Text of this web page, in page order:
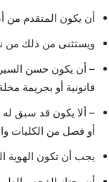
أن يكون المتقدم
ويستثنى من ذلك من
– أن يكون حسن
قانونية أو بجريمة
– ألا يكون قد سبق
أو فصل من الكليات
يجب أن تكون الهوية